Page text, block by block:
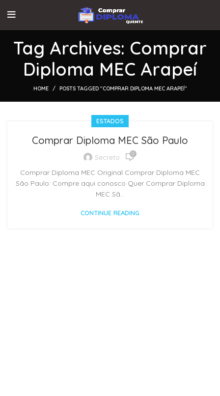
Tag Archives: Comprar
Diploma MEC Arapeí
HOME POSTS TAGGED "COMPRAR DIPLOMA MEC ARAPEÍ"
ESTADOS
Comprar Diploma MEC São Paulo
Secreto 0
Comprar Diploma MEC Original Comprar Diploma MEC
São Paulo: Compre aqui conosco Quer Comprar Diploma
MEC Sã...
CONTINUE READING